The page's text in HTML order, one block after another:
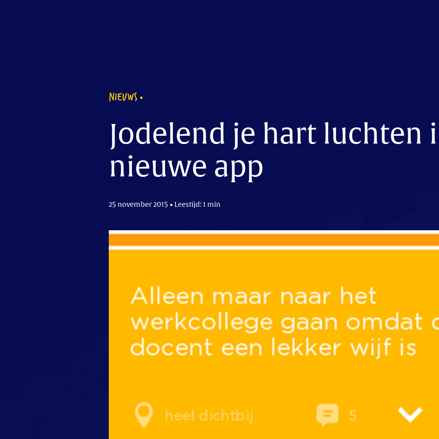
NIEUWS
Jodelend je hart luchten
nieuwe app
25 november 2015 • Leestijd: 1 min